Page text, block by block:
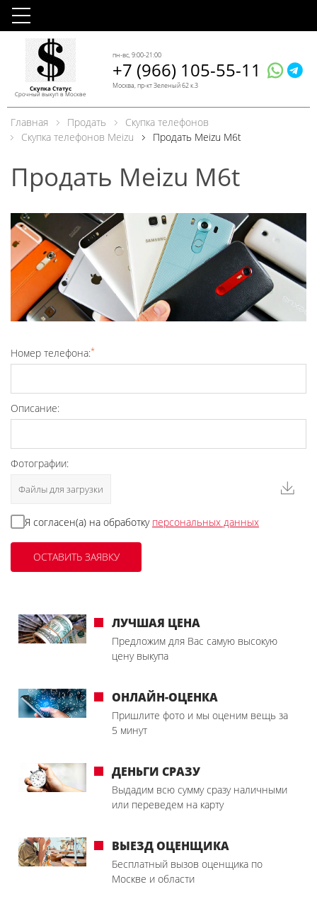
Скупка Статус
Срочный выкуп в Москве
пн-вс, 9:00-21:00
+7 (966) 105-55-11
Москва, пр-кт Зеленый 62 к.3
Главная Продать
Скупка телефонов
Скупка телефонов Meizu
Продать Meizu M6t
Продать Meizu M6t
Номер телефона:*
Описание:
Фотографии:
Файлы для загрузки
Я согласен(а) на обработку персональных данных
ЛУЧШАЯ ЦЕНА
Предложим для Вас самую высокую
цену выкупа
ОНЛАЙН-ОЦЕНКА
Пришлите фото и мы оценим вещь за
5 минут
ДЕНЬГИ СРАЗУ
Выдадим всю сумму сразу наличными
или переведем на карту
ВЫЕЗД ОЦЕНЩИКА
Бесплатный вызов оценщика по
Москве и области